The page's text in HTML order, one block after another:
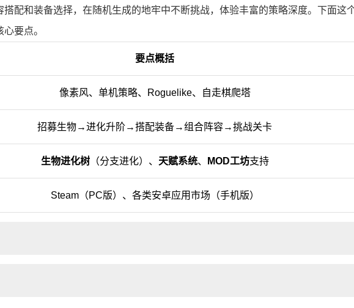
配和装备选择，在随机生成的地牢中不断挑战，体验丰富的策略深度。下面这
要点。
要点概括
像素风、单机策略、Roguelike、自走棋爬塔
招募生物→进化升阶→搭配装备→组合阵容→挑战关卡
生物进化树（分支进化）、 天赋系统、 MOD工坊支持
Steam（PC版）、各类安卓应用市场（手机版）